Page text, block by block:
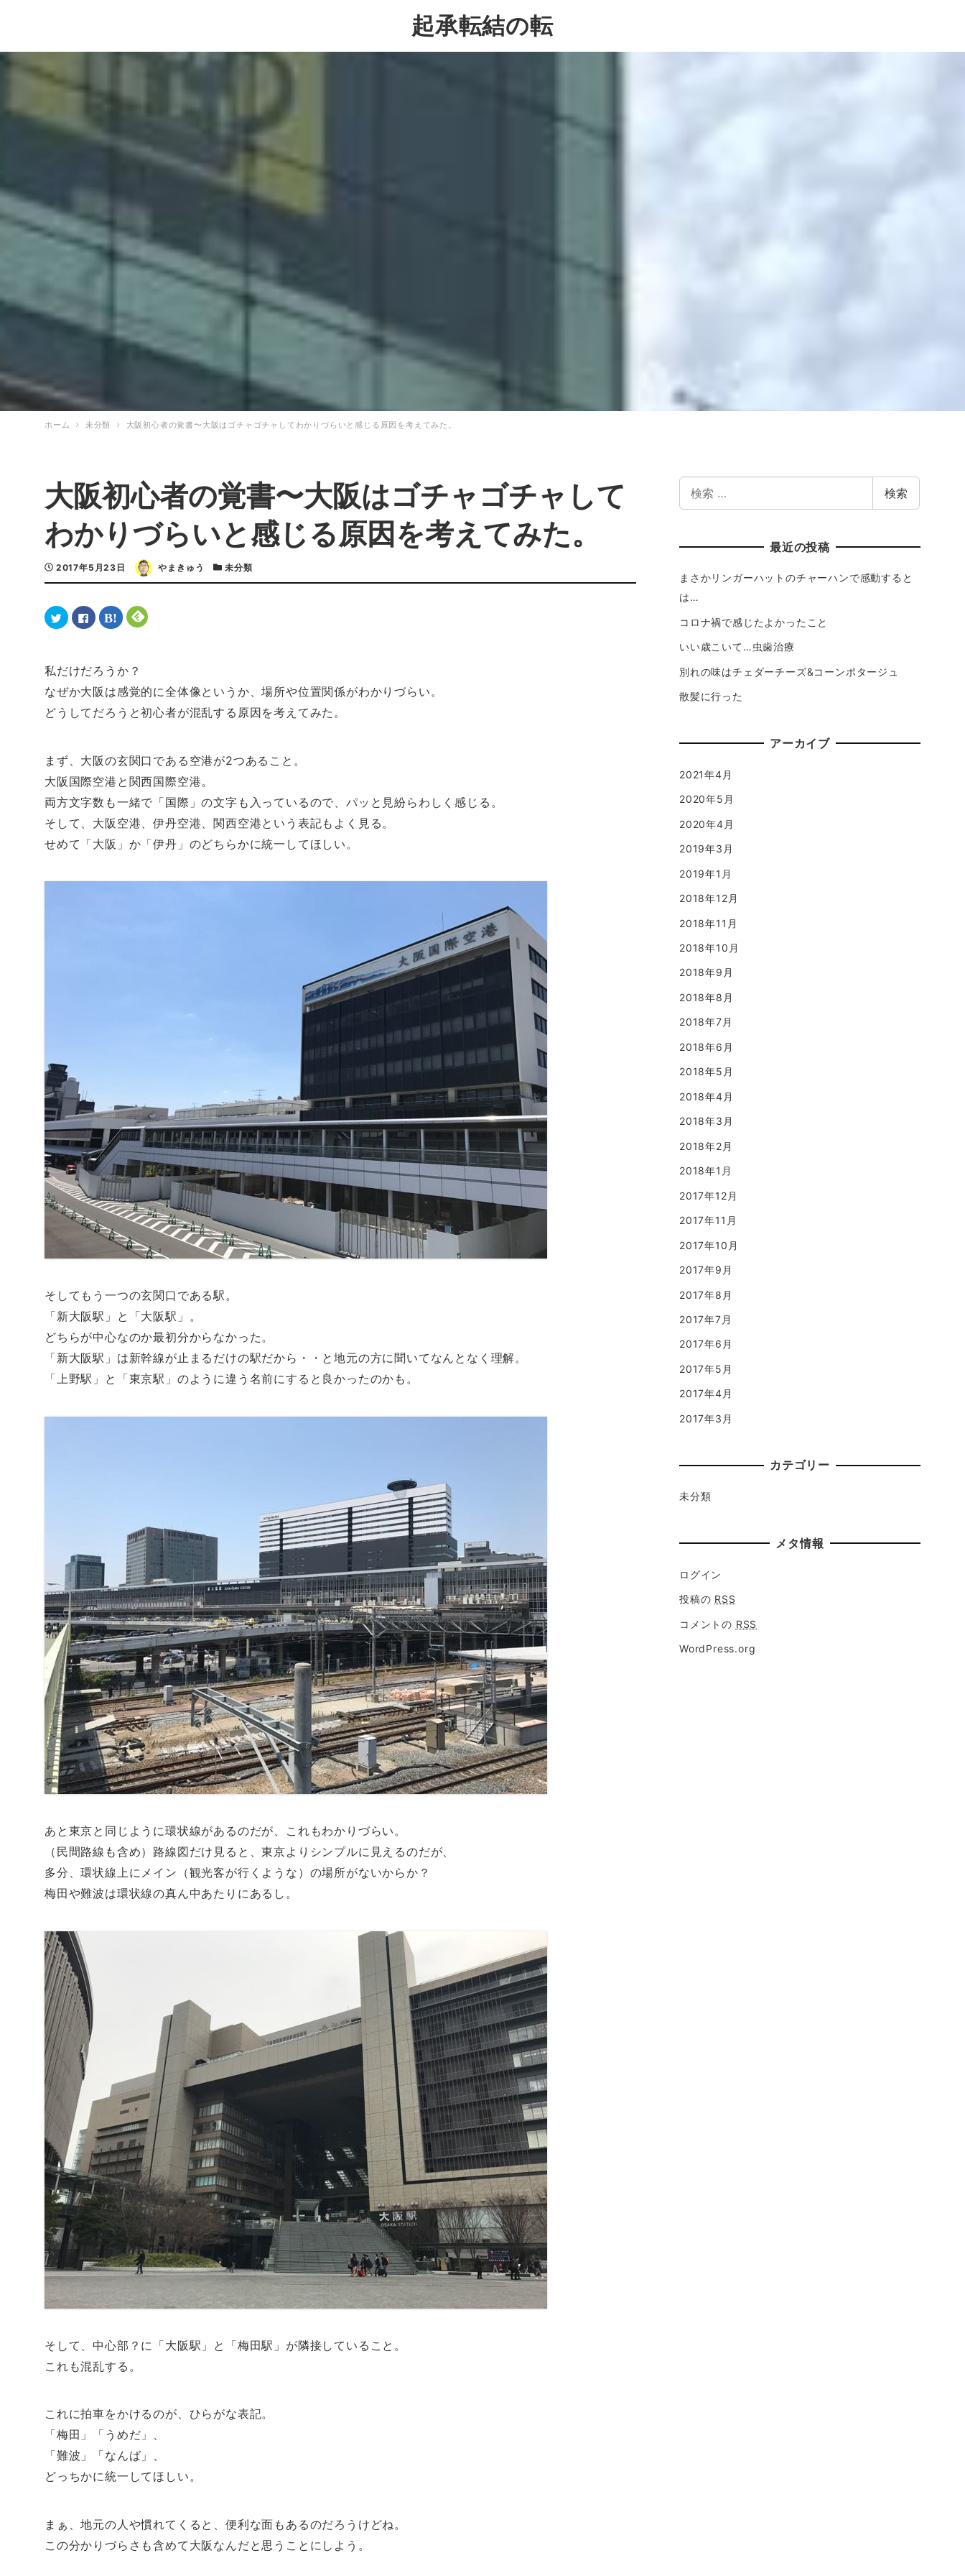
起承転結の転
ホーム 未分類 大阪初心者の覚書〜大阪はゴチャゴチャしてわかりづらいと感じる原因を考えてみた。
大阪初心者の覚書〜大阪はゴチャゴチャして
わかりづらいと感じる原因を考えてみた。
2017年5月23日 やまきゅう 未分類
ク
リ
T
w
t
t
e
r
(
新
し
い
ウ
ィ
ン
ウ
で
開
き
F
a
o
k
で
共
有
す
る
リ
ッ
ク
し
て
く
だ
い
(
新
し
ン
ク
リ
は
て
な
ブ
ッ
ク
マ
共
有
(
新
し
ウ
ン
ド
で
す
ク
リ
e
d
l
y
で
し
い
ウ
ィ
ン
ド
開
き
ま
私だけだろうか？
なぜか大阪は感覚的に全体像というか、場所や位置関係がわかりづらい。
どうしてだろうと初心者が混乱する原因を考えてみた。
まず、大阪の玄関口である空港が2つあること。
大阪国際空港と関西国際空港。
両方文字数も一緒で「国際」の文字も入っているので、パッと見紛らわしく感じる。
そして、大阪空港、伊丹空港、関西空港という表記もよく見る。
せめて「大阪」か「伊丹」のどちらかに統一してほしい。
そしてもう一つの玄関口である駅。
「新大阪駅」と「大阪駅」。
どちらが中心なのか最初分からなかった。
「新大阪駅」は新幹線が止まるだけの駅だから・・と地元の方に聞いてなんとなく理解。
「上野駅」と「東京駅」のように違う名前にすると良かったのかも。
あと東京と同じように環状線があるのだが、これもわかりづらい。
（民間路線も含め）路線図だけ見ると、東京よりシンプルに見えるのだが、
多分、環状線上にメイン（観光客が行くような）の場所がないからか？
梅田や難波は環状線の真ん中あたりにあるし。
そして、中心部？に「大阪駅」と「梅田駅」が隣接していること。
これも混乱する。
これに拍車をかけるのが、ひらがな表記。
「梅田」「うめだ」、
「難波」「なんば」、
どっちかに統一してほしい。
まぁ、地元の人や慣れてくると、便利な面もあるのだろうけどね。
この分かりづらさも含めて大阪なんだと思うことにしよう。
検索
最近の投稿
まさかリンガーハットのチャーハンで感動すると
は…
コロナ禍で感じたよかったこと
いい歳こいて…虫歯治療
別れの味はチェダーチーズ&コーンポタージュ
散髪に行った
アーカイブ
2021年4月
2020年5月
2020年4月
2019年3月
2019年1月
2018年12月
2018年11月
2018年10月
2018年9月
2018年8月
2018年7月
2018年6月
2018年5月
2018年4月
2018年3月
2018年2月
2018年1月
2017年12月
2017年11月
2017年10月
2017年9月
2017年8月
2017年7月
2017年6月
2017年5月
2017年4月
2017年3月
カテゴリー
未分類
メタ情報
ログイン
投稿の RSS
コメントの RSS
WordPress.org